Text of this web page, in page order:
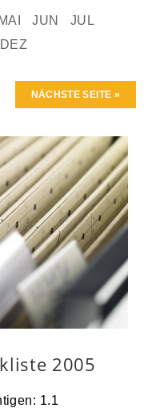
MAI JUN
JUL
DEZ
NÄCHSTE SEITE »
2005
1.1